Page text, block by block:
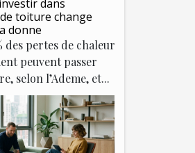
dans
toiture change
donne
des pertes de chaleur
peuvent passer
selon l’Ademe, et...